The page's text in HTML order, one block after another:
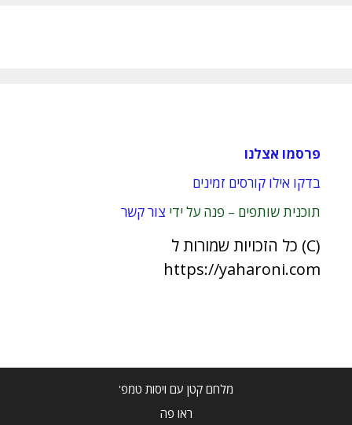
פרסמו אצלנו
בדקו אילו קורסים זמינים
תוכנית שותפים – פנה על ידי צור קשר
(C) כל הזכויות שמורות ל
https://yaharoni.com
מלחם קטן עם ויסות טמפ'
ראו פה